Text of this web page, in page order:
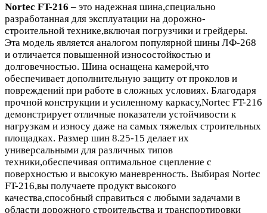
Nortec FT-216 – это надежная шина,специально
разработанная для эксплуатации на дорожно-
строительной технике,включая погрузчики и грейдеры.
Эта модель является аналогом популярной шины ЛФ-268
и отличается повышенной износостойкостью и
долговечностью. Шина оснащена камерой,что
обеспечивает дополнительную защиту от проколов и
повреждений при работе в сложных условиях. Благодаря
прочной конструкции и усиленному каркасу,Nortec FT-216
демонстрирует отличные показатели устойчивости к
нагрузкам и износу даже на самых тяжелых строительных
площадках. Размер шин 8.25-15 делает их
универсальными для различных типов
техники,обеспечивая оптимальное сцепление с
поверхностью и высокую маневренность. Выбирая Nortec
FT-216,вы получаете продукт высокого
качества,способный справиться с любыми задачами в
области дорожного строительства и транспортировки